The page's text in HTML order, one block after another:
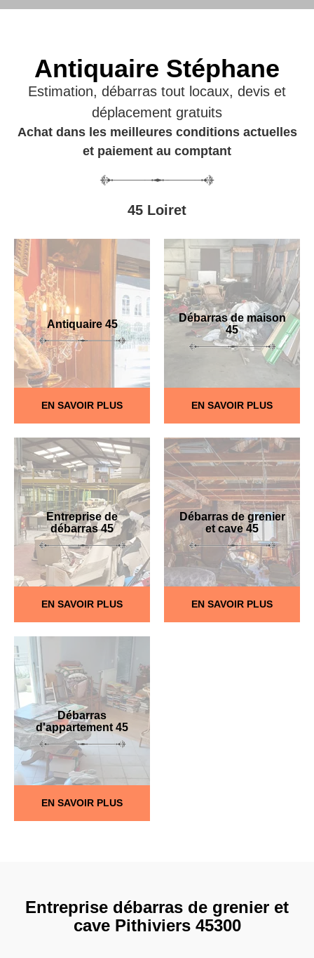
Antiquaire Stéphane
Estimation, débarras tout locaux, devis et
déplacement gratuits
Achat dans les meilleures conditions actuelles
et paiement au comptant
45 Loiret
Antiquaire 45
EN SAVOIR PLUS
Débarras de maison
45
EN SAVOIR PLUS
Entreprise de
débarras 45
EN SAVOIR PLUS
Débarras de grenier
et cave 45
EN SAVOIR PLUS
Débarras
d'appartement 45
EN SAVOIR PLUS
Entreprise débarras de grenier et
cave Pithiviers 45300